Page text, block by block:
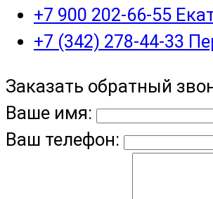
+7 900 202-66-55
+7 (342) 278-44-33
Заказать обратный
Ваше имя:
Ваш телефон: